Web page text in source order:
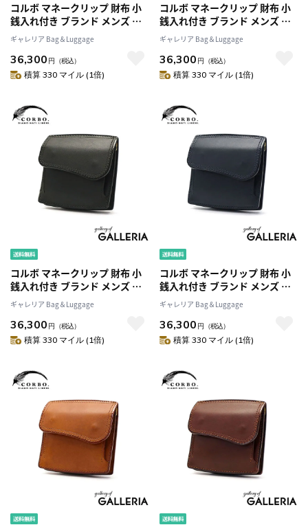
コルボ マネークリップ 財布 小
銭入れ付き ブランド メンズ レ
ディース カード おしゃれ
CORBO 二つ折り コンパクト サ
イフ 本革 革 レザー 小さめ 日本
製 SLATE マネークリップ式コ
ギャレリア Bag＆Luggage
36,300 円 （税込）
積算 330 マイル (1倍)
コルボ マネークリップ 財布 小
銭入れ付き ブランド メンズ レ
ディース カード おしゃれ
CORBO 二つ折り コンパクト サ
イフ 本革 革 レザー 小さめ 日本
製 SLATE マネークリップ式コ
ギャレリア Bag＆Luggage
36,300 円 （税込）
積算 330 マイル (1倍)
コルボ マネークリップ 財布 小
銭入れ付き ブランド メンズ レ
ディース カード おしゃれ
CORBO 二つ折り コンパクト サ
イフ 本革 革 レザー 小さめ 日本
製 SLATE マネークリップ式コ
ギャレリア Bag＆Luggage
36,300 円 （税込）
積算 330 マイル (1倍)
コルボ マネークリップ 財布 小
銭入れ付き ブランド メンズ レ
ディース カード おしゃれ
CORBO 二つ折り コンパクト サ
イフ 本革 革 レザー 小さめ 日本
製 SLATE マネークリップ式コ
ギャレリア Bag＆Luggage
36,300 円 （税込）
積算 330 マイル (1倍)